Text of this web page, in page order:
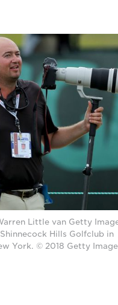
Little van Getty
Hills Golfclub in
York. © 2018 Getty